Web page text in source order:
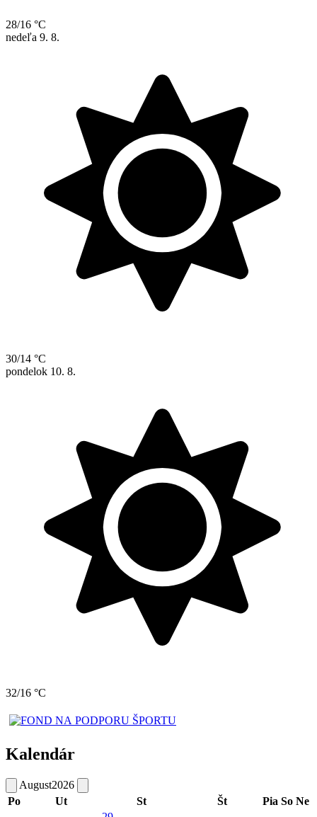
28/16 °C
nedeľa 9. 8.
30/14 °C
pondelok 10. 8.
32/16 °C
Kalendár
August2026
Po
Ut St Št Pia So Ne